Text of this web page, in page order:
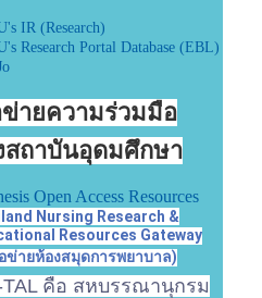
IR (Research)
Research Portal Database (EBL)
ข่ายความร่วมมือ
สถาบันอุดมศึกษา
Open Access Resources
Nursing Research &
Resources Gateway
ข่ายห้องสมุดการพยาบาล)
TAL คือ สหบรรณานุกรม